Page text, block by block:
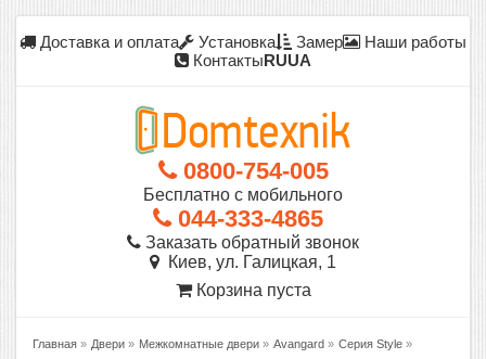
Доставка и оплата Установка Замер
Наши работы
КонтактыRUUA
0800-754-005
Бесплатно с мобильного
044-333-4865
Заказать обратный звонок
Киев, ул. Галицкая, 1
Корзина пуста
Главная » Двери » Межкомнатные двери » Avangard » Серия Style »